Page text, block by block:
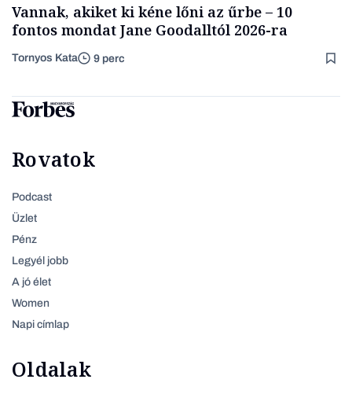
Vannak, akiket ki kéne lőni az űrbe – 10
fontos mondat Jane Goodalltól 2026-ra
Tornyos Kata 9 perc
Rovatok
Podcast
Üzlet
Pénz
Legyél jobb
A jó élet
Women
Napi címlap
Oldalak